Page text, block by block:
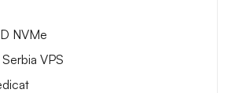
NVMe
VPS